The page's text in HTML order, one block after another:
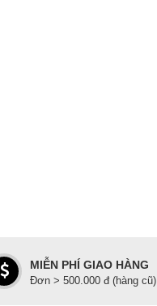
MIỄN PHÍ GIAO HÀNG
Đơn > 500.000 đ (hàng cũ)